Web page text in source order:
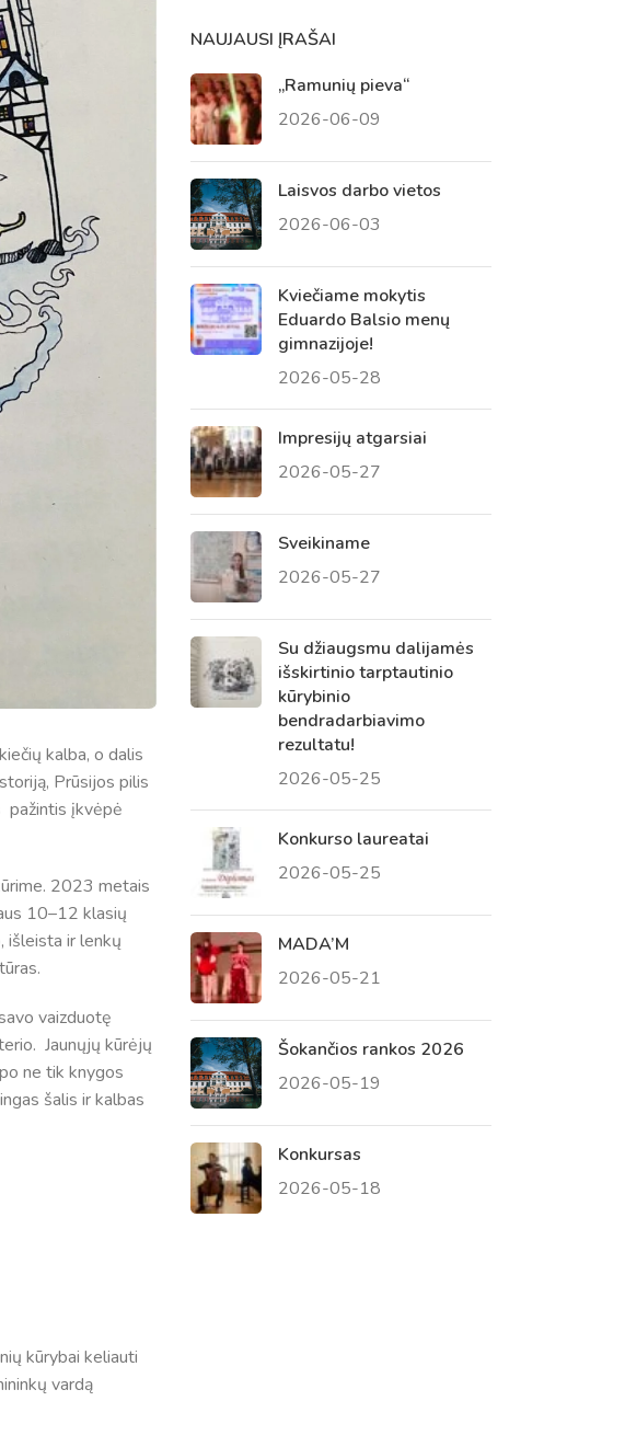
2026 m. m.
durų dienos, tėvų susirinkimai
ugdymo dienos, atvirų durų dienos, tėvų
planas
kalba, o dalis
Prūsijos pilis
įkvėpė
2023 metais
10–12 klasių
išleista ir lenkų
vaizduotę
Jaunųjų kūrėjų
ne tik knygos
šalis ir kalbas
kūrybai keliauti
vardą
NAUJAUSI ĮRAŠAI
„Ramunių pieva“
2026-06-09
Laisvos darbo vietos
2026-06-03
Kviečiame mokytis
Eduardo Balsio menų
gimnazijoje!
2026-05-28
Impresijų atgarsiai
2026-05-27
Sveikiname
2026-05-27
Su džiaugsmu dalijamės
išskirtinio tarptautinio
kūrybinio
bendradarbiavimo
rezultatu!
2026-05-25
Konkurso laureatai
2026-05-25
MADA’M
2026-05-21
Šokančios rankos 2026
2026-05-19
Konkursas
2026-05-18